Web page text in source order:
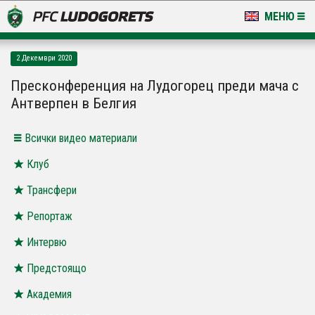
МЕНЮ
LUDOGORETS TV
НА ТЕРЕНА
СТАДИОН & БАЗИ
2 Декември 2020
Пресконференция на Лудогорец преди мача с
Антверпен в Белгия
Всички видео материали
Клуб
Трансфери
Репортаж
Интервю
Предстоящо
Академия